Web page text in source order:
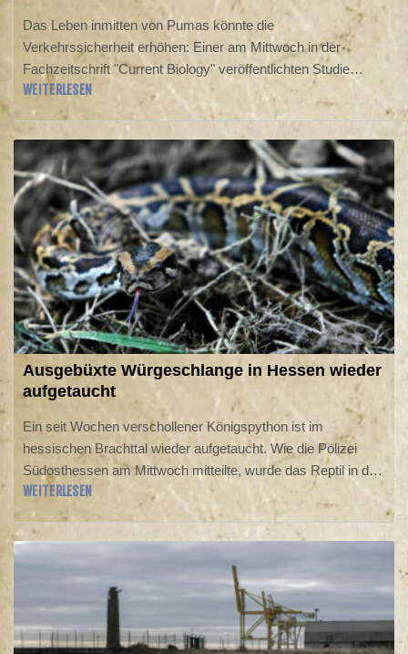
Das Leben inmitten von Pumas könnte die
Verkehrssicherheit erhöhen: Einer am Mittwoch in der
Fachzeitschrift "Current Biology" veröffentlichten Studie
zufolge ist die Zahl der Verkehrsunfälle mit Rehen in
Gebieten im US-Bundesstaat Washington, in denen häufig
Pumas sind, um bis zu 76 Prozent niedriger als in Gegenden
mit wenigen Pumas.
WEITERLESEN
Ausgebüxte Würgeschlange in Hessen wieder
aufgetaucht
Ein seit Wochen verschollener Königspython ist im
hessischen Brachttal wieder aufgetaucht. Wie die Polizei
Südosthessen am Mittwoch mitteilte, wurde das Reptil in der
Nacht zuvor nur wenige Meter vom Zuhause seiner
Besitzerin aufgefunden. Anwohner hatten demnach die
Schlange entdeckt, nachdem eine Katze den Python im
Freien bereits aufmerksam beobachtete.
WEITERLESEN